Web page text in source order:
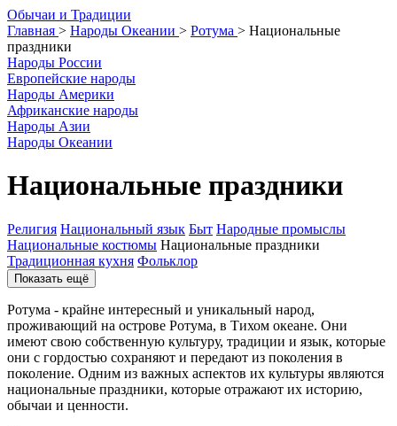
Обычаи и Традиции
Главная > Народы Океании > Ротума > Национальные
праздники
Народы России
Европейские народы
Народы Америки
Африканские народы
Народы Азии
Народы Океании
Национальные праздники
Религия Национальный язык Быт Народные промыслы
Национальные костюмы Национальные праздники
Традиционная кухня Фольклор
Показать ещё
Ротума - крайне интересный и уникальный народ,
проживающий на острове Ротума, в Тихом океане. Они
имеют свою собственную культуру, традиции и язык, которые
они с гордостью сохраняют и передают из поколения в
поколение. Одним из важных аспектов их культуры являются
национальные праздники, которые отражают их историю,
обычаи и ценности.